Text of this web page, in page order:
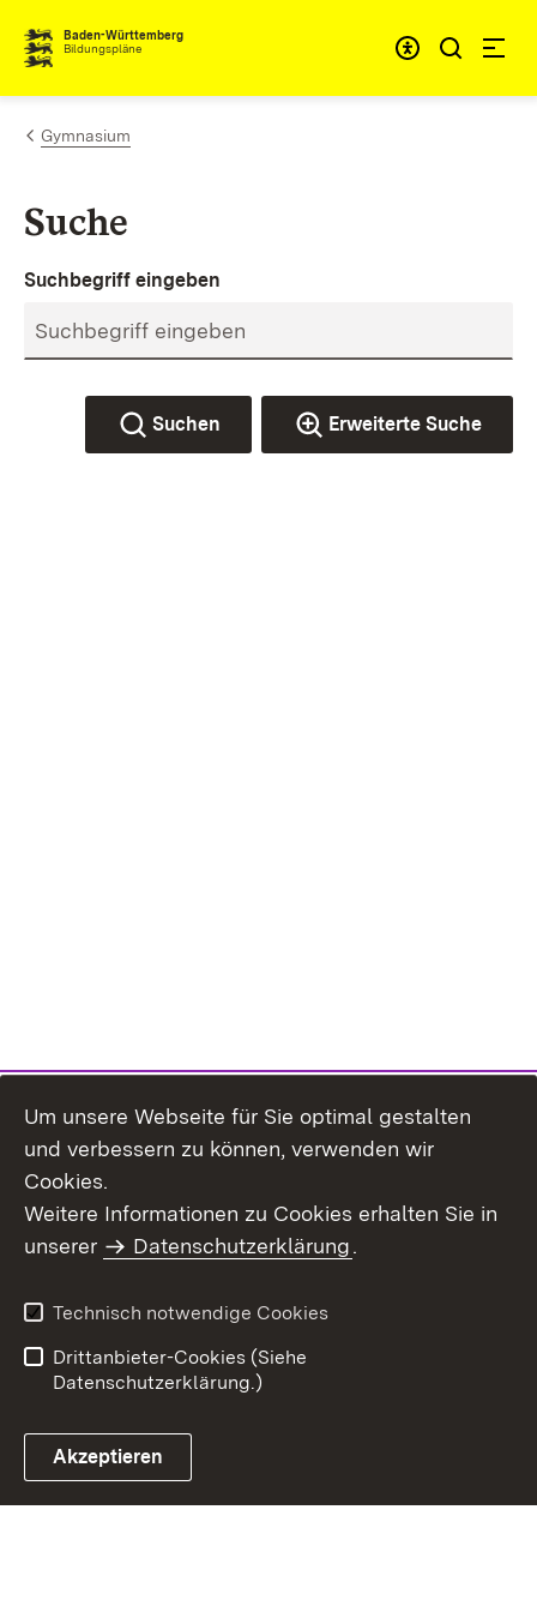
Zum Inhalt springen
Baden-Württemberg
Bildungspläne
Gymnasium
Suche
Suchbegriff eingeben
Suchen Erweiterte Suche
Um unsere Webseite für Sie optimal gestalten
und verbessern zu können, verwenden wir
Cookies.
Weitere Informationen zu Cookies erhalten Sie in
unserer
Datenschutzerklärung.
Technisch notwendige Cookies
Drittanbieter-Cookies (Siehe
Datenschutzerklärung.)
Akzeptieren